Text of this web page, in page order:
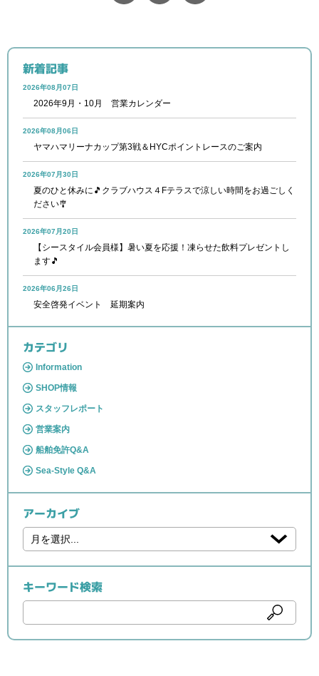
新着記事
2026年08月07日
2026年9月・10月 営業カレンダー
2026年08月06日
ヤマハマリーナカップ第3戦＆HYCポイントレースのご案内
2026年07月30日
夏のひと休みに🎵クラブハウス４Fテラスで涼しい時間をお過ごしく
ださい🎐
2026年07月20日
【シースタイル会員様】暑い夏を応援！凍らせた飲料プレゼントし
ます🎵
2026年06月26日
安全啓発イベント 延期案内
カテゴリ
Information
SHOP情報
スタッフレポート
営業案内
船舶免許Q&A
Sea-Style Q&A
アーカイブ
キーワード検索